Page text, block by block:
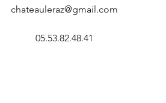
chateauleraz@gmail.com
05.53.82.48.41